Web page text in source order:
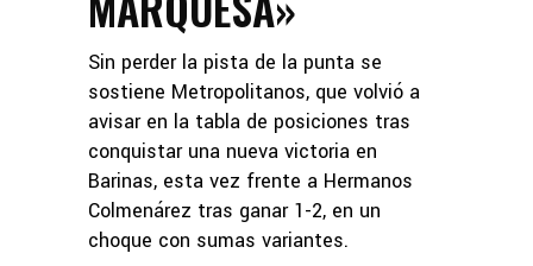
Sin perder la pista de la punta se
sostiene Metropolitanos, que volvió a
avisar en la tabla de posiciones tras
conquistar una nueva victoria en
Barinas, esta vez frente a Hermanos
Colmenárez tras ganar 1-2, en un
choque con sumas variantes.